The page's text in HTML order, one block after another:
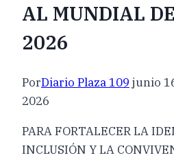
AL MUNDIAL
2026
PorDiario Plaza 109 junio
2026
PARA FORTALECER LA
INCLUSIÓN Y LA